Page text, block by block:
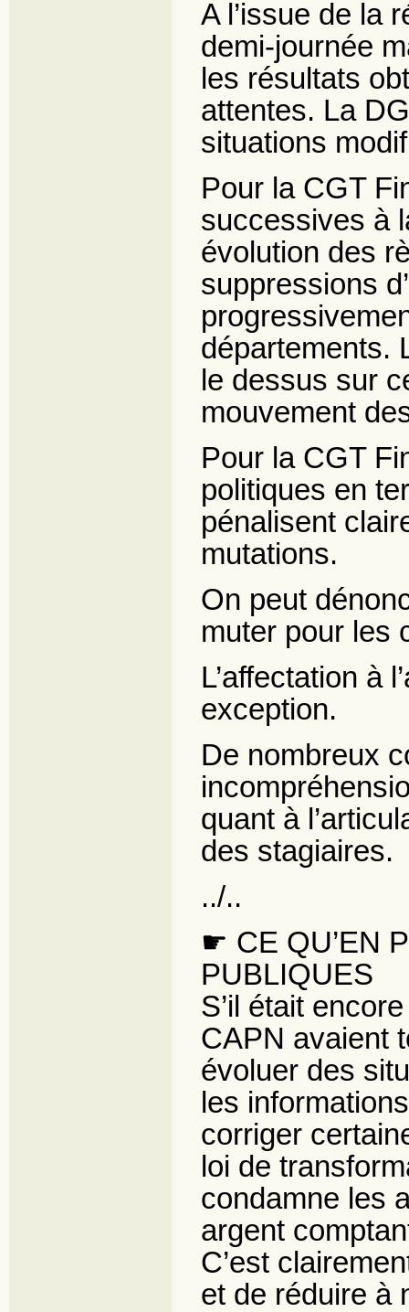
A l’issue de la
demi-journée
les résultats
attentes. La
situations
Pour la CGT
successives à
évolution des
suppressions
départements.
le dessus sur
mouvement
Pour la CGT
politiques en
pénalisent
mutations.
On peut
muter pour les
L’affectation à
exception.
De nombreux
quant à
des stagiaires.
../..
☛ CE QU’EN
PUBLIQUES
S’il était
CAPN avaient
évoluer des
les
corriger
loi de
condamne les
argent
C’est
et de réduire à